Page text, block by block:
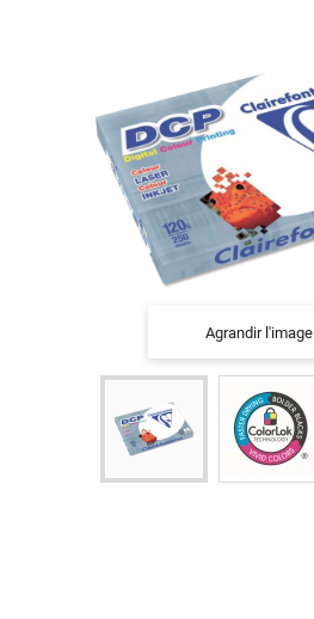
Agrandir l'image